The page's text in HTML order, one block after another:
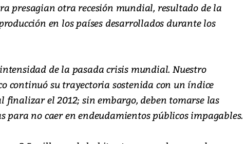
presagian otra recesión mundial, resultado de la
en los países desarrollados durante los
de la pasada crisis mundial. Nuestro
continuó su trayectoria sostenida con un índice
finalizar el 2012; sin embargo, deben tomarse las
para no caer en endeudamientos públicos impagables.